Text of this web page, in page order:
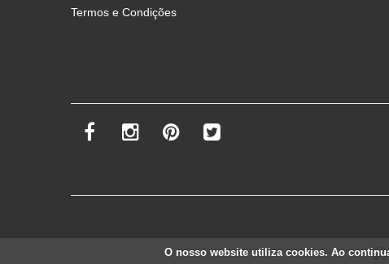
Termos e Condições
O nosso website utiliza cookies. Ao